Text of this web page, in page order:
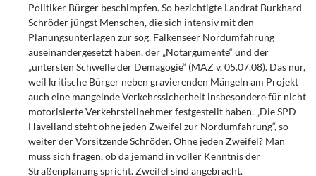
Politiker Bürger beschimpfen. So bezichtigte Landrat Burkhard
Schröder jüngst Menschen, die sich intensiv mit den
Planungsunterlagen zur sog. Falkenseer Nordumfahrung
auseinandergesetzt haben, der „Notargumente“ und der
„untersten Schwelle der Demagogie“ (MAZ v. 05.07.08). Das nur,
weil kritische Bürger neben gravierenden Mängeln am Projekt
auch eine mangelnde Verkehrssicherheit insbesondere für nicht
motorisierte Verkehrsteilnehmer festgestellt haben. „Die SPD-
Havelland steht ohne jeden Zweifel zur Nordumfahrung“, so
weiter der Vorsitzende Schröder. Ohne jeden Zweifel? Man
muss sich fragen, ob da jemand in voller Kenntnis der
Straßenplanung spricht. Zweifel sind angebracht.